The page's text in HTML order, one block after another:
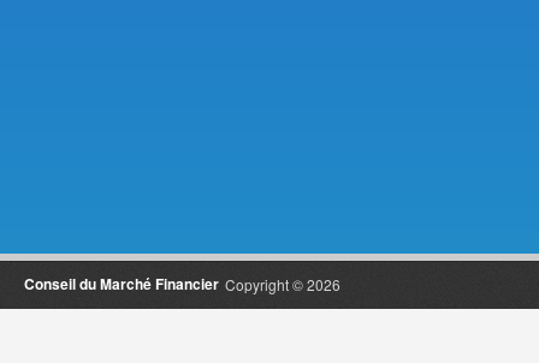
Copyright © 2026
Conseil du Marché Financier